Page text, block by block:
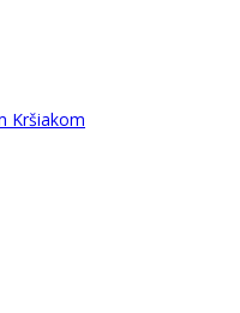
Kršiakom